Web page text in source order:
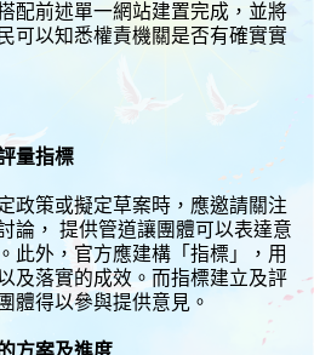
配前述單一網站建置完成，並將
可以知悉權責機關是否有確實實
量指標
政策或擬定草案時，應邀請關注
論， 提供管道讓團體可以表達意
此外，官方應建構「指標」，用
及落實的成效。而指標建立及評
體得以參與提供意見。